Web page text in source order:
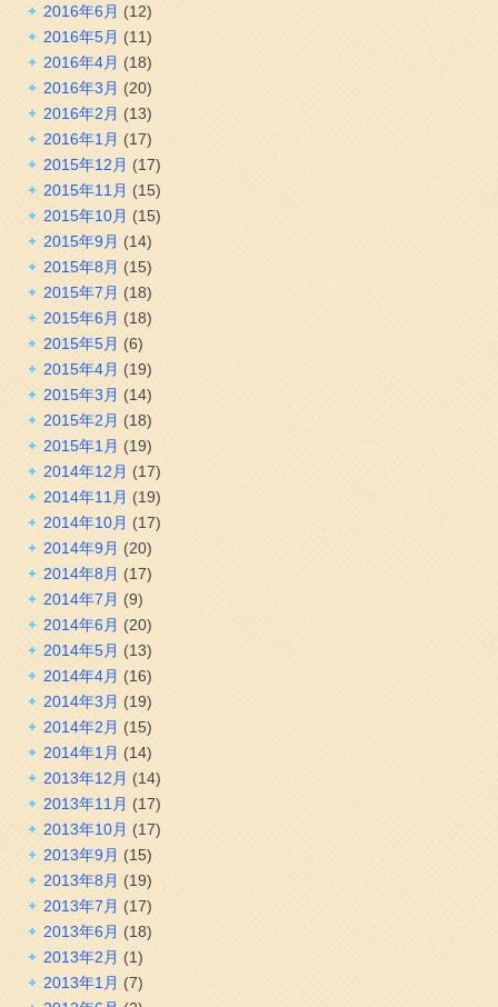
2016年6月 (12)
2016年5月 (11)
2016年4月 (18)
2016年3月 (20)
2016年2月 (13)
2016年1月 (17)
2015年12月 (17)
2015年11月 (15)
2015年10月 (15)
2015年9月 (14)
2015年8月 (15)
2015年7月 (18)
2015年6月 (18)
2015年5月 (6)
2015年4月 (19)
2015年3月 (14)
2015年2月 (18)
2015年1月 (19)
2014年12月 (17)
2014年11月 (19)
2014年10月 (17)
2014年9月 (20)
2014年8月 (17)
2014年7月 (9)
2014年6月 (20)
2014年5月 (13)
2014年4月 (16)
2014年3月 (19)
2014年2月 (15)
2014年1月 (14)
2013年12月 (14)
2013年11月 (17)
2013年10月 (17)
2013年9月 (15)
2013年8月 (19)
2013年7月 (17)
2013年6月 (18)
2013年2月 (1)
2013年1月 (7)